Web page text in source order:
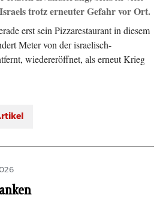
trotz erneuter Gefahr vor Ort.
erst sein Pizzarestaurant in diesem
Meter von der israelisch-
wiedereröffnet, als erneut Krieg